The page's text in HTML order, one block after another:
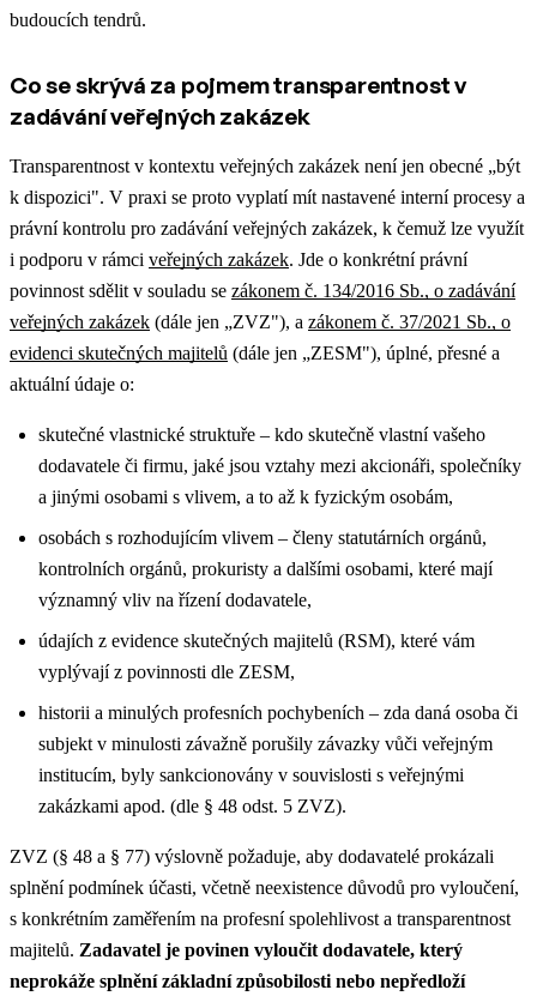
budoucích tendrů.
Co se skrývá za pojmem transparentnost v
zadávání veřejných zakázek
Transparentnost v kontextu veřejných zakázek není jen obecné „být
k dispozici". V praxi se proto vyplatí mít nastavené interní procesy a
právní kontrolu pro zadávání veřejných zakázek, k čemuž lze využít
i podporu v rámci veřejných zakázek. Jde o konkrétní právní
povinnost sdělit v souladu se zákonem č. 134/2016 Sb., o zadávání
veřejných zakázek (dále jen „ZVZ"), a zákonem č. 37/2021 Sb., o
evidenci skutečných majitelů (dále jen „ZESM"), úplné, přesné a
aktuální údaje o:
skutečné vlastnické struktuře – kdo skutečně vlastní vašeho
dodavatele či firmu, jaké jsou vztahy mezi akcionáři, společníky
a jinými osobami s vlivem, a to až k fyzickým osobám,
osobách s rozhodujícím vlivem – členy statutárních orgánů,
kontrolních orgánů, prokuristy a dalšími osobami, které mají
významný vliv na řízení dodavatele,
údajích z evidence skutečných majitelů (RSM), které vám
vyplývají z povinnosti dle ZESM,
historii a minulých profesních pochybeních – zda daná osoba či
subjekt v minulosti závažně porušily závazky vůči veřejným
institucím, byly sankcionovány v souvislosti s veřejnými
zakázkami apod. (dle § 48 odst. 5 ZVZ).
ZVZ (§ 48 a § 77) výslovně požaduje, aby dodavatelé prokázali
splnění podmínek účasti, včetně neexistence důvodů pro vyloučení,
s konkrétním zaměřením na profesní spolehlivost a transparentnost
majitelů. Zadavatel je povinen vyloučit dodavatele, který
neprokáže splnění základní způsobilosti nebo nepředloží